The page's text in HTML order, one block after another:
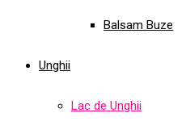
Balsam Buze
Unghii
Lac de Unghii